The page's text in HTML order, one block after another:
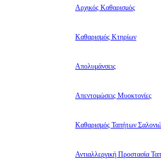
Αρχικός Καθαρισμός
Καθαρισμός Κτηρίων
Απολυμάνσεις
Απεντομώσεις Μυοκτονίες
Καθαρισμός Ταπήτων
Αντιαλλεργική Προστασία